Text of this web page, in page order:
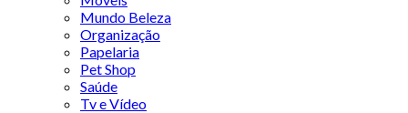
Mundo Beleza
Organização
Papelaria
Pet Shop
Saúde
Tv e Vídeo